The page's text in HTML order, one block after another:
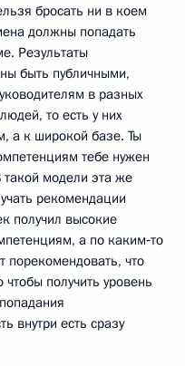
бросать ни в коем
должны попадать
Результаты
быть публичными,
в разных
то есть у них
а к широкой базе. Ты
тебе нужен
такой модели эта же
рекомендации
получил высокие
а по каким‑то
порекомендовать, что
получить уровень
внутри есть сразу